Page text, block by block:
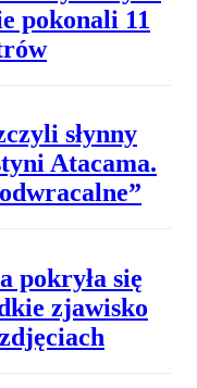
pokonali 11
słynny
Atacama.
pokryła się
zjawisko